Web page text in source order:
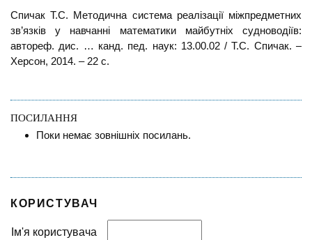
КОРИСТУВАЧ
Ім'я користувача
Спичак Т.С. Методична система реалізації міжпредметних
зв’язків у навчанні математики майбутніх судноводіїв:
автореф. дис. … канд. пед. наук: 13.00.02 / Т.С. Спичак. –
Херсон, 2014. – 22 с.
ПОСИЛАННЯ
Поки немає зовнішніх посилань.